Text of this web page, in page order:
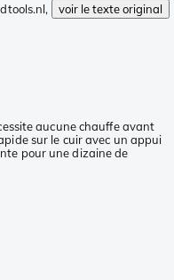
voir le texte original
aucune chauffe avant
sur le cuir avec un appui
pour une dizaine de